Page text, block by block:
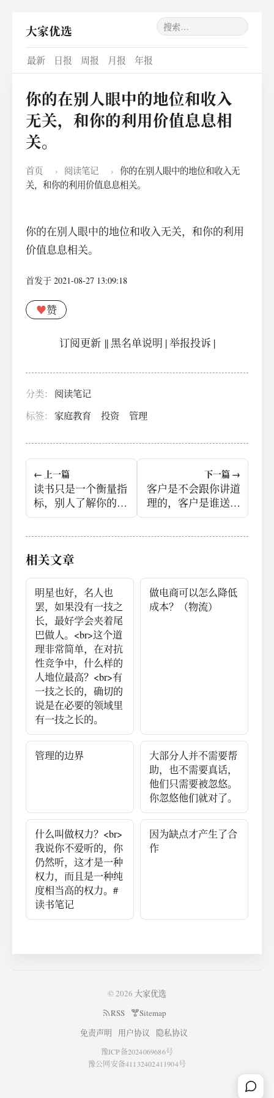
大家优选
最新 日报 周报 月报 年报
你的在别人眼中的地位和收入
无关，和你的利用价值息息相
关。
首页 › 阅读笔记 ›
你的在别人眼中的地位和收入无
关，和你的利用价值息息相关。
你的在别人眼中的地位和收入无关，和你的利用
价值息息相关。
首发于 2021-08-27 13:09:18
♥赞
订阅更新||黑名单说明 |举报投诉 |
分类：
阅读笔记
标签： 家庭教育 投资 管理
← 上一篇
读书只是一个衡量指
标，别人了解你的渠
道。
下一篇 →
客户是不会跟你讲道
理的，客户是谁送的
快就让谁送，谁要价
相关文章
明星也好，名人也
罢，如果没有一技之
长，最好学会夹着尾
巴做人。<br>这个道
理非常简单，在对抗
性竞争中，什么样的
人地位最高？<br>有
一技之长的，确切的
说是在必要的领域里
有一技之长的。
做电商可以怎么降低
成本？（物流）
管理的边界
大部分人并不需要帮
助，也不需要真话，
他们只需要被忽悠。
你忽悠他们就对了。
什么叫做权力？<br>
我说你不爱听的，你
仍然听，这才是一种
权力，而且是一种纯
度相当高的权力。#
读书笔记
因为缺点才产生了合
作
© 2026 大家优选
RSS
Sitemap
免责声明
用户协议 隐私协议
豫ICP备2024069686号
豫公网安备41132402411904号